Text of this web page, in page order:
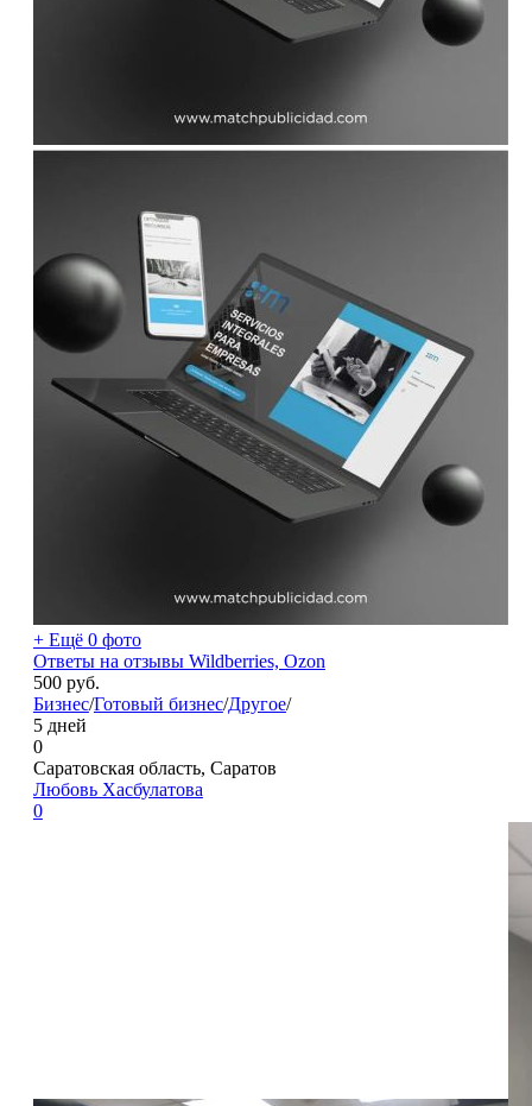
+ Ещё 0 фото
Ответы на отзывы Wildberries, Ozon
500 руб.
Бизнес/Готовый бизнес/Другое/
5 дней
0
Саратовская область, Саратов
Любовь Хасбулатова
0